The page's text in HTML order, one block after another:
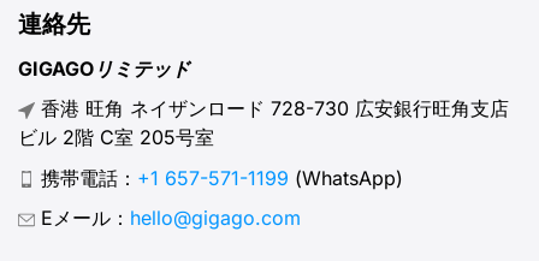
連絡先
GIGAGOリミテッド
香港 旺角 ネイザンロード 728-730 広安銀行旺角支店
ビル 2階 C室 205号室
携帯電話： +1 657-571-1199 (WhatsApp)
Eメール： hello@gigago.com